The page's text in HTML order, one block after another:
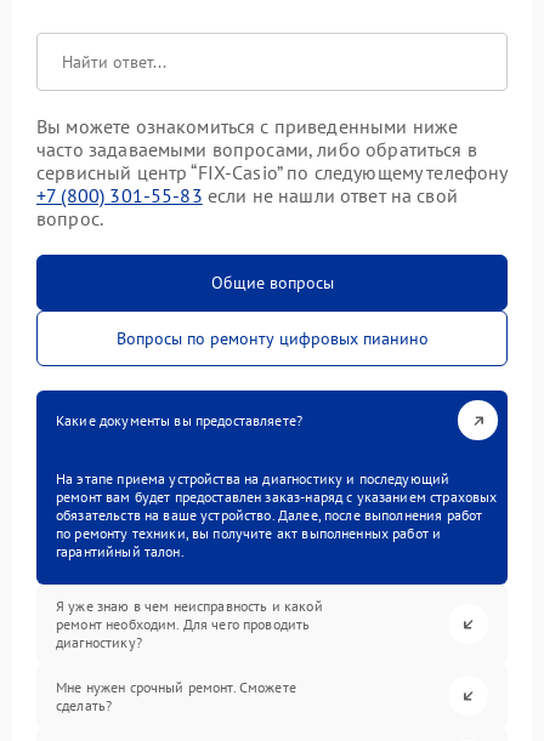
Вы можете ознакомиться с приведенными ниже
часто задаваемыми вопросами, либо обратиться в
сервисный центр “FIX-Casio” по следующему телефону
+7 (800) 301-55-83 если не нашли ответ на свой
вопрос.
Общие вопросы
Вопросы по ремонту цифровых пианино
Какие документы вы предоставляете?
На этапе приема устройства на диагностику и последующий
ремонт вам будет предоставлен заказ-наряд с указанием страховых
обязательств на ваше устройство. Далее, после выполнения работ
по ремонту техники, вы получите акт выполненных работ и
гарантийный талон.
Я уже знаю в чем неисправность и какой
ремонт необходим. Для чего проводить
диагностику?
Мне нужен срочный ремонт. Сможете
сделать?